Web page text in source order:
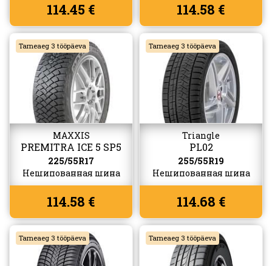
114.45 € 114.58 €
Tarneaeg 3 tööpäeva
MAXXIS
PREMITRA ICE 5 SP5
225/55R17
Нешипованная шина
114.58 €
Tarneaeg 3 tööpäeva
Triangle
PL02
255/55R19
Нешипованная шина
114.68 €
Tarneaeg 3 tööpäeva Tarneaeg 3 tööpäeva